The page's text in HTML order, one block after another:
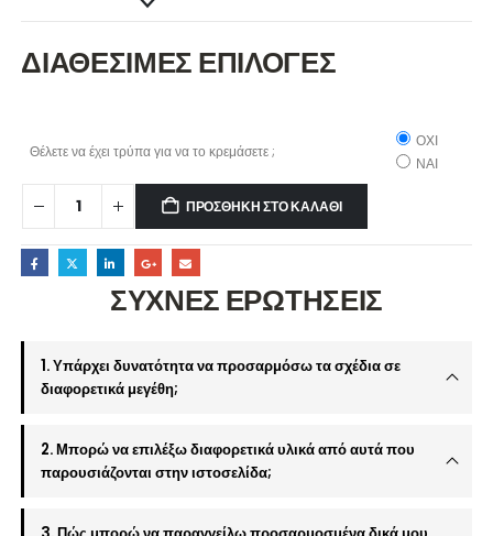
ΔΙΑΘΕΣΙΜΕΣ ΕΠΙΛΟΓΕΣ
Θέλετε να έχει τρύπα για να το κρεμάσετε ;
ΟΧΙ
ΝΑΙ
ΠΡΟΣΘΉΚΗ ΣΤΟ ΚΑΛΆΘΙ
ΣΥΧΝΕΣ ΕΡΩΤΗΣΕΙΣ
1. Υπάρχει δυνατότητα να προσαρμόσω τα σχέδια σε
διαφορετικά μεγέθη;
2. Μπορώ να επιλέξω διαφορετικά υλικά από αυτά που
παρουσιάζονται στην ιστοσελίδα;